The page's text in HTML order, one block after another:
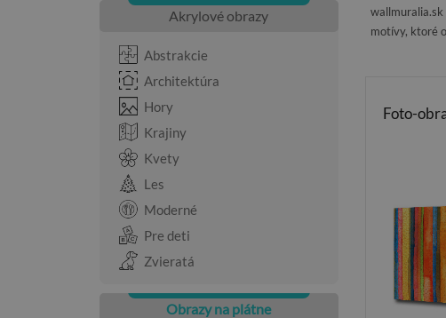
Akrylové obrazy
Abstrakcie
Architektúra
Hory
Krajiny
Kvety
Les
Moderné
Pre deti
Zvieratá
Obrazy na plátne
wallmuralia.sk
motívy, ktoré
Foto-